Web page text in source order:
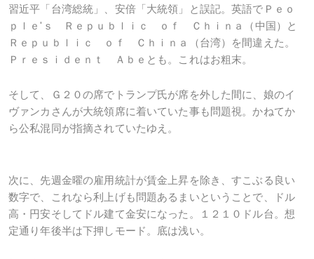
習近平「台湾総統」、安倍「大統領」と誤記。英語でＰｅｏ
ｐｌｅ'ｓ Ｒｅｐｕｂｌｉｃ ｏｆ Ｃｈｉｎａ（中国）と
Ｒｅｐｕｂｌｉｃ ｏｆ Ｃｈｉｎａ（台湾）を間違えた。
Ｐｒｅｓｉｄｅｎｔ Ａｂｅとも。これはお粗末。
そして、Ｇ２０の席でトランプ氏が席を外した間に、娘のイ
ヴァンカさんが大統領席に着いていた事も問題視。かねてか
ら公私混同が指摘されていたゆえ。
次に、先週金曜の雇用統計が賃金上昇を除き、すこぶる良い
数字で、これなら利上げも問題あるまいということで、ドル
高・円安そしてドル建て金安になった。１２１０ドル台。想
定通り年後半は下押しモード。底は浅い。